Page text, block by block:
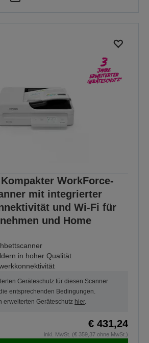
Kompakter WorkForce-
mit integrierter
und Wi-Fi für
und Home
in hoher Qualität
Geräteschutz für diesen Scanner
entsprechenden Bedingungen.
erweiterten Geräteschutz hier.
€ 431,24
inkl. MwSt. (€ 359,37 ohne MwSt.)